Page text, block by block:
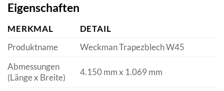
Eigenschaften
MERKMAL
DETAIL
Produktname
Weckman Trapezblech W45
Abmessungen
(Länge x Breite)
4.150 mm x 1.069 mm